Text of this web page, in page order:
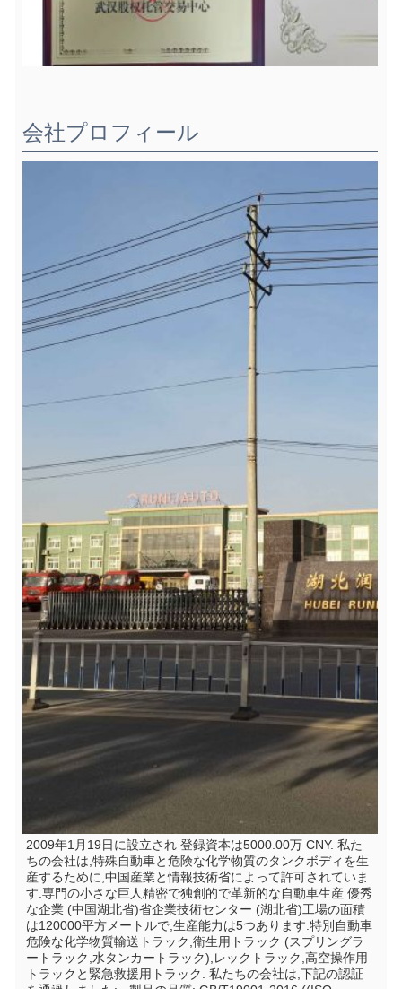
会社プロフィール
2009年1月19日に設立され 登録資本は5000.00万 CNY. 私た
ちの会社は,特殊自動車と危険な化学物質のタンクボディを生
産するために,中国産業と情報技術省によって許可されていま
す.専門の小さな巨人精密で独創的で革新的な自動車生産 優秀
な企業 (中国湖北省)省企業技術センター (湖北省)工場の面積
は120000平方メートルで,生産能力は5つあります.特別自動車
危険な化学物質輸送トラック,衛生用トラック (スプリングラ
ートラック,水タンカートラック),レックトラック,高空操作用
トラックと緊急救援用トラック. 私たちの会社は,下記の認証